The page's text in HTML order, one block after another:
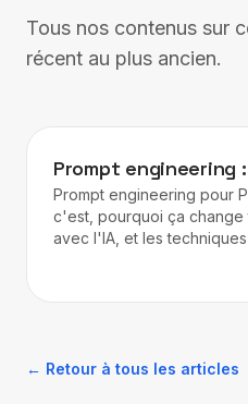
Tous nos contenus sur
récent au plus ancien.
Prompt engineering
Prompt engineering pour
c'est, pourquoi ça change
avec l'IA, et les
← Retour à tous les articles